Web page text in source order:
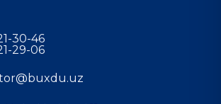
30-46
29-06